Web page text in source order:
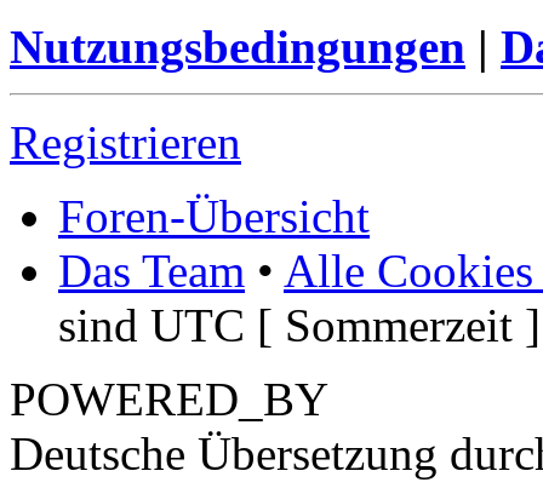
Nutzungsbedingungen |
Registrieren
Foren-Übersicht
Das Team • Alle Cookies
sind UTC [ Sommerzeit ]
POWERED_BY
Deutsche Übersetzung